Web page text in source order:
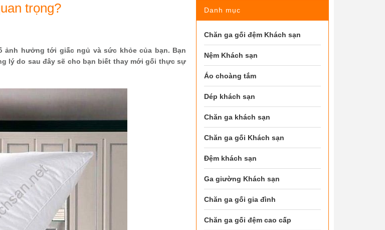
trọng?
hưởng tới giấc ngủ và sức khỏe của bạn. Bạn
lý do sau đây sẽ cho bạn biết thay mới gối thực sự
Danh mục
Chăn ga gối đệm Khách sạn
Nệm Khách sạn
Áo choàng tắm
Dép khách sạn
Chăn ga khách sạn
Chăn ga gối Khách sạn
Đệm khách sạn
Ga giường Khách sạn
Chăn ga gối gia đình
Chăn ga gối đệm cao cấp